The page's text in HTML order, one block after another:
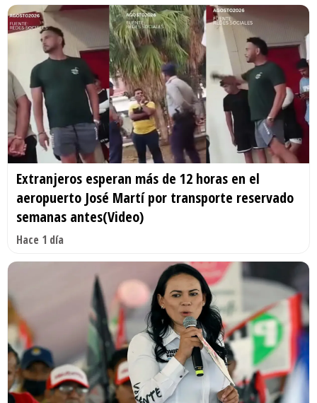
Extranjeros esperan más de 12 horas en el
aeropuerto José Martí por transporte reservado
semanas antes(Video)
Hace 1 día